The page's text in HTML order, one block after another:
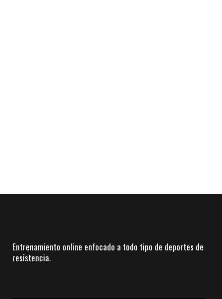
Entrenamiento online enfocado a todo tipo de deportes de
resistencia.